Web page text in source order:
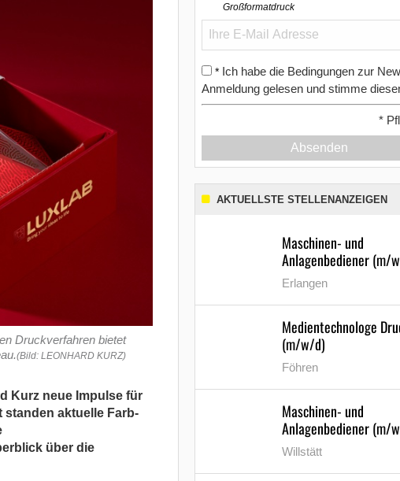
Druckverfahren bietet
(Bild: LEONHARD KURZ)
Kurz neue Impulse für
standen aktuelle Farb-
über die
Großformatdruck
* Ich habe die Bedingungen zur
Anmeldung gelesen und stimme
*
Absenden
AKTUELLSTE STELLENANZEIGEN
Maschinen- und
Anlagenbediener (m/
Erlangen
Medientechnologe
(m/w/d)
Föhren
Maschinen- und
Anlagenbediener (m/
Willstätt